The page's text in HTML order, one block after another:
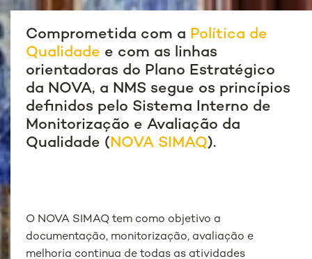
Comprometida com a Política de
Qualidade e com as linhas
orientadoras do Plano Estratégico
da NOVA, a NMS segue os princípios
definidos pelo Sistema Interno de
Monitorização e Avaliação da
Qualidade (NOVA SIMAQ).
O NOVA SIMAQ tem como objetivo a
documentação, monitorização, avaliação e
melhoria continua de todas as atividades